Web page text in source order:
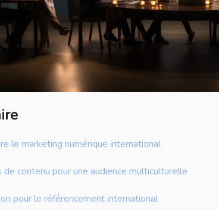
le marketing numérique international
contenu pour une audience multiculturelle
pour le référencement international